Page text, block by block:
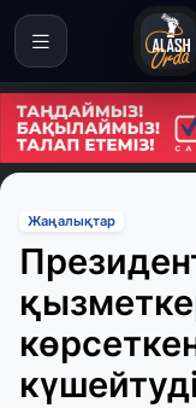
Жаңалықтар